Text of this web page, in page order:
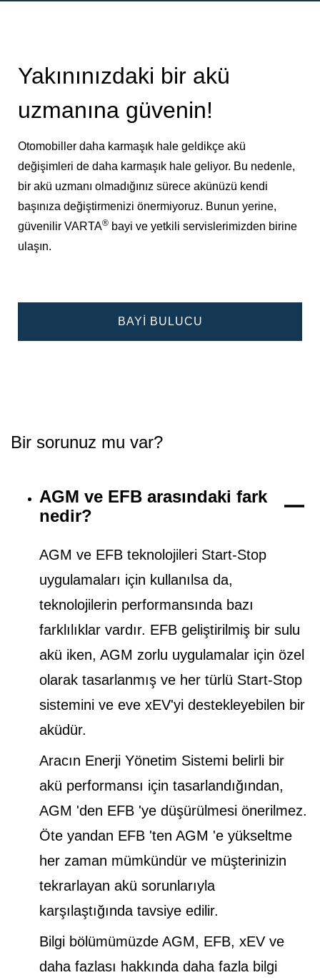
Yakınınızdaki bir akü
uzmanına güvenin!
Otomobiller daha karmaşık hale geldikçe akü
değişimleri de daha karmaşık hale geliyor. Bu nedenle,
bir akü uzmanı olmadığınız sürece akünüzü kendi
başınıza değiştirmenizi önermiyoruz. Bunun yerine,
güvenilir VARTA® bayi ve yetkili servislerimizden birine
ulaşın.
BAYI BULUCU
Bir sorunuz mu var?
AGM ve EFB arasındaki fark
nedir?
AGM ve EFB teknolojileri Start-Stop
uygulamaları için kullanılsa da,
teknolojilerin performansında bazı
farklılıklar vardır. EFB geliştirilmiş bir sulu
akü iken, AGM zorlu uygulamalar için özel
olarak tasarlanmış ve her türlü Start-Stop
sistemini ve eve xEV'yi destekleyebilen bir
aküdür.
Aracın Enerji Yönetim Sistemi belirli bir
akü performansı için tasarlandığından,
AGM 'den EFB 'ye düşürülmesi önerilmez.
Öte yandan EFB 'ten AGM 'e yükseltme
her zaman mümkündür ve müşterinizin
tekrarlayan akü sorunlarıyla
karşılaştığında tavsiye edilir.
Bilgi bölümümüzde AGM, EFB, xEV ve
daha fazlası hakkında daha fazla bilgi